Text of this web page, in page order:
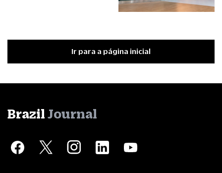
Ir para a página inicial
Brazil Journal